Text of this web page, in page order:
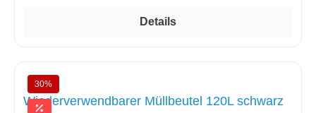
Details
30%
Wiederverwendbarer Müllbeutel 120L schwarz